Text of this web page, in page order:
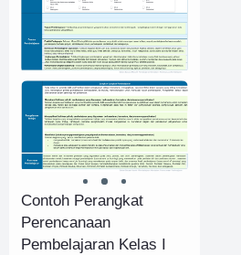
Contoh Perangkat
Perencanaan
Pembelajaran Kelas I